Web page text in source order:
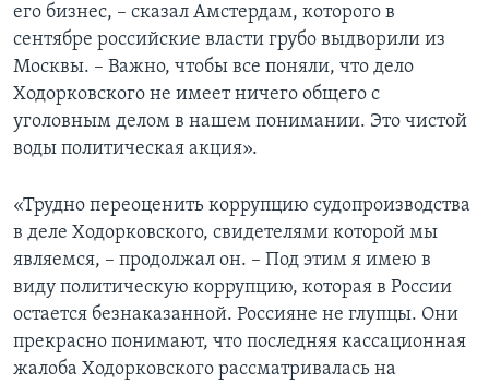
СОЦИАЛЬНЫЕ СЕТИ
Языки
его бизнес, – сказал Амстердам, которого в
сентябре российские власти грубо выдворили из
Москвы. – Важно, чтобы все поняли, что дело
Ходорковского не имеет ничего общего с
уголовным делом в нашем понимании. Это чистой
воды политическая акция».
«Трудно переоценить коррупцию судопроизводства
в деле Ходорковского, свидетелями которой мы
являемся, – продолжал он. – Под этим я имею в
виду политическую коррупцию, которая в России
остается безнаказанной. Россияне не глупцы. Они
прекрасно понимают, что последняя кассационная
жалоба Ходорковского рассматривалась на